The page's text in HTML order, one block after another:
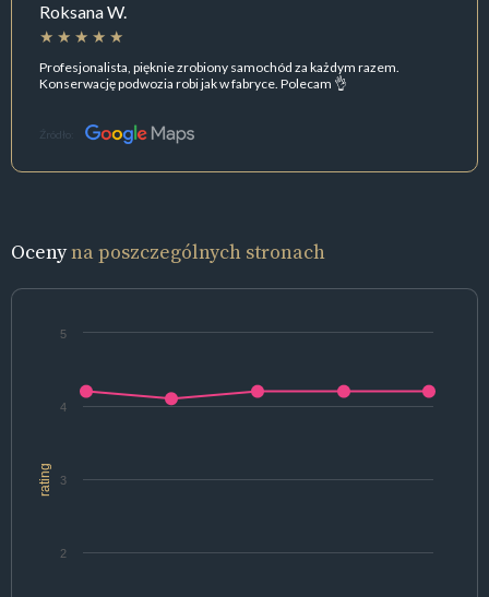
Roksana W.
Profesjonalista, pięknie zrobiony samochód za każdym razem.
Konserwację podwozia robi jak w fabryce. Polecam 👌
Źródło:
Ocenyna poszczególnych stronach
rating
2
3
4
5